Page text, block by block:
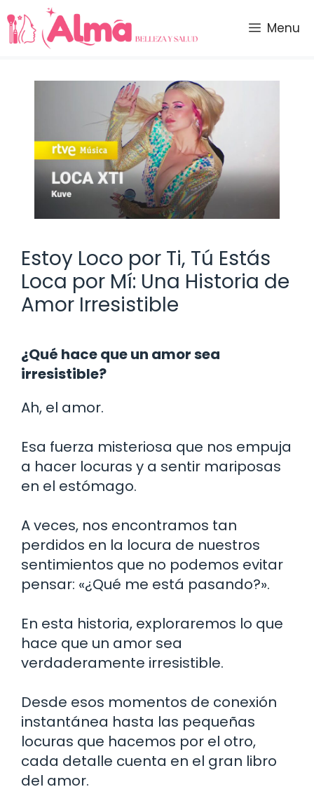
Saltar
al
contenido
Menu
Estoy Loco por Ti, Tú Estás
Loca por Mí: Una Historia de
Amor Irresistible
¿Qué hace que un amor sea
irresistible?
Ah, el amor.
Esa fuerza misteriosa que nos empuja
a hacer locuras y a sentir mariposas
en el estómago.
A veces, nos encontramos tan
perdidos en la locura de nuestros
sentimientos que no podemos evitar
pensar: «¿Qué me está pasando?».
En esta historia, exploraremos lo que
hace que un amor sea
verdaderamente irresistible.
Desde esos momentos de conexión
instantánea hasta las pequeñas
locuras que hacemos por el otro,
cada detalle cuenta en el gran libro
del amor.